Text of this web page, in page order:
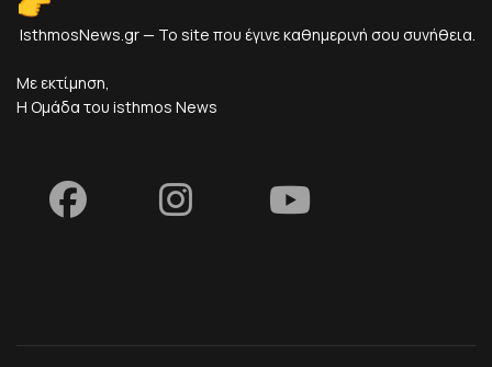
IsthmosNews.gr — Το site που έγινε καθημερινή σου συνήθεια.
Με εκτίμηση,
Η Ομάδα του isthmos News